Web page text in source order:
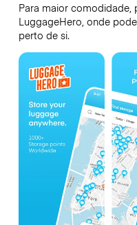
Para maior comodidade,
LuggageHero, onde
perto de si.